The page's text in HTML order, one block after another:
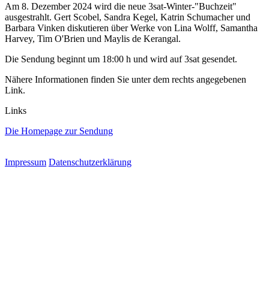
Am 8. Dezember 2024 wird die neue 3sat-Winter-"Buchzeit"
ausgestrahlt. Gert Scobel, Sandra Kegel, Katrin Schumacher und
Barbara Vinken diskutieren über Werke von Lina Wolff, Samantha
Harvey, Tim O'Brien und Maylis de Kerangal.
Die Sendung beginnt um 18:00 h und wird auf 3sat gesendet.
Nähere Informationen finden Sie unter dem rechts angegebenen
Link.
Links
Die Homepage zur Sendung
Impressum Datenschutzerklärung